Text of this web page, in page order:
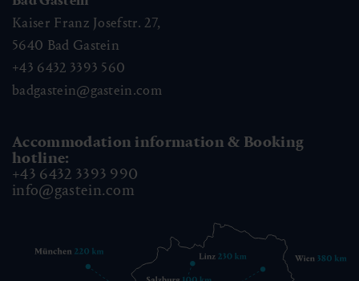
Kaiser Franz Josefstr. 27,
5640 Bad Gastein
+43 6432 3393 560
badgastein@gastein.com
Accommodation information & Booking
hotline:
+43 6432 3393 990
info@gastein.com